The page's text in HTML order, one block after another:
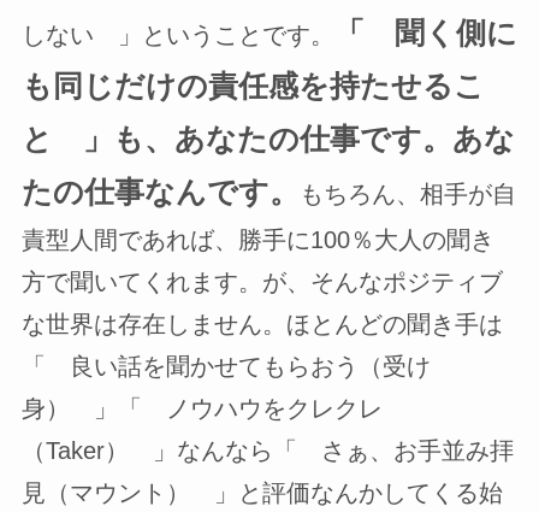
しない 」ということです。
「 聞く側に
も同じだけの責任感を持たせるこ
と 」も、あなたの仕事です。あな
たの仕事なんです。
もちろん、相手が自
責型人間であれば、勝手に100％大人の聞き
方で聞いてくれます。が、そんなポジティブ
な世界は存在しません。ほとんどの聞き手は
「 良い話を聞かせてもらおう（受け
身） 」「 ノウハウをクレクレ
（Taker） 」なんなら「 さぁ、お手並み拝
見（マウント） 」と評価なんかしてくる始